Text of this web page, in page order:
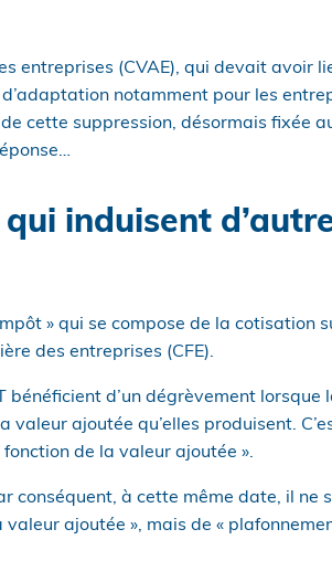
entreprises (CVAE), qui devait avoir
notamment pour les
cette suppression, désormais fixée
induisent
» qui se compose de la cotisation
des entreprises (CFE).
d’un dégrèvement lorsque
ajoutée qu’elles produisent.
de la valeur ajoutée ».
conséquent, à cette même date, il ne
ajoutée », mais de «